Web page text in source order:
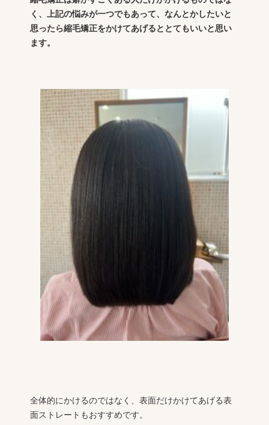
く、上記の悩みが一つでもあって、なんとかしたいと
思ったら縮毛矯正をかけてあげるととてもいいと思い
ます。
ㅤㅤㅤㅤㅤㅤㅤㅤㅤㅤㅤㅤㅤㅤㅤㅤㅤㅤㅤㅤㅤㅤㅤㅤㅤㅤㅤㅤㅤㅤㅤㅤㅤㅤㅤㅤㅤㅤ全体的にかけるのではなく、表面だけかけてあげる表
面ストレートもおすすめです。